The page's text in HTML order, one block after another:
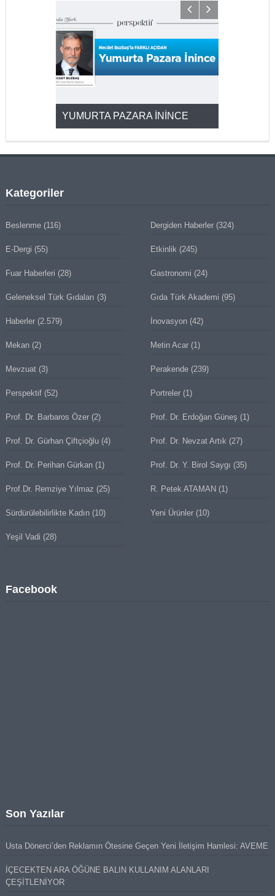
YUMURTA PAZARA İNİNCE
Kategoriler
Beslenme(116) Dergiden Haberler (324)
E-Dergi (55) Etkinlik (245)
Fuar Haberleri (28) Gastronomi (24)
Geleneksel Türk Gıdaları (3) Gıda Türk Akademi (95)
Haberler(2.579) İnovasyon (42)
Mekan(2) Metin Acar (1)
Mevzuat(3) Perakende (239)
Perspektif(52) Portreler (1)
Prof. Dr. Barbaros Özer(2) Prof. Dr. Erdoğan Güneş (1)
Prof. Dr. Gürhan Çiftçioğlu(4) Prof. Dr. Nevzat Artık (27)
Prof. Dr. Perihan Gürkan(1) Prof. Dr. Y. Birol Saygı (35)
Prof.Dr. Remziye Yılmaz (25) R. Petek ATAMAN (1)
Sürdürülebilirlikte Kadın(10) Yeni Ürünler (10)
Yeşil Vadi (28)
Facebook
Son Yazılar
Usta Dönerci’den Reklamın Ötesine Geçen Yeni İletişim Hamlesi: AVEME
İÇECEKTEN ARA ÖĞÜNE BALIN KULLANIM ALANLARI
ÇEŞİTLENİYOR